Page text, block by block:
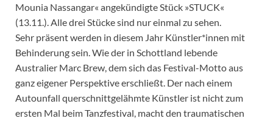
Mounia Nassangar« angekündigte Stück »STUCK«
(13.11.). Alle drei Stücke sind nur einmal zu sehen.
Sehr präsent werden in diesem Jahr Künstler*innen mit
Behinderung sein. Wie der in Schottland lebende
Australier Marc Brew, dem sich das Festival-Motto aus
ganz eigener Perspektive erschließt. Der nach einem
Autounfall querschnittgelähmte Künstler ist nicht zum
ersten Mal beim Tanzfestival, macht den traumatischen